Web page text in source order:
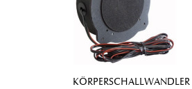
KÖRPERSCHALLWANDLER